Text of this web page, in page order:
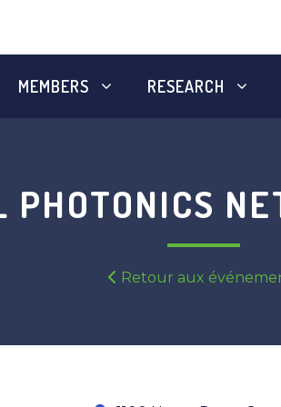
MEMBERS RESEARCH
PHOTONICS
Retour aux